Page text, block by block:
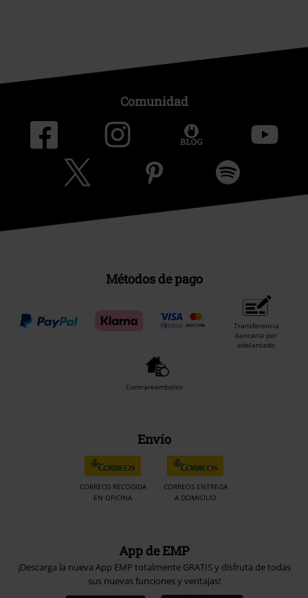
Comunidad
Métodos de pago
Transferencia
bancaria por
adelantado
Contrareembolso
Envío
CORREOS RECOGIDA
EN OFICINA
CORREOS ENTREGA
A DOMICILIO
App de EMP
¡Descarga la nueva App EMP totalmente GRATIS y disfruta de todas
sus nuevas funciones y ventajas!